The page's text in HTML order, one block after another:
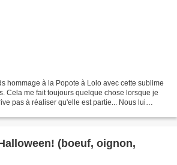
hommage à la Popote à Lolo avec cette sublime
Cela me fait toujours quelque chose lorsque je
pas à réaliser qu'elle est partie... Nous lui
(boeuf, oignon,